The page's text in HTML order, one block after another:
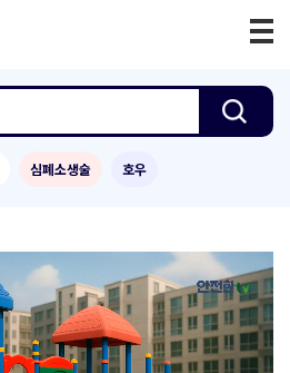
심폐소생술 호우